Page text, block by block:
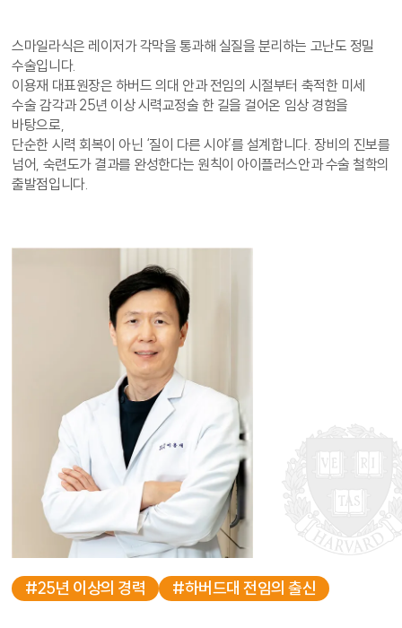
스마일라식은 레이저가 각막을 통과해 실질을 분리하는 고난도 정밀
수술입니다.
이용재 대표원장은 하버드 의대 안과 전임의 시절부터 축적한 미세
수술 감각과 25년 이상 시력교정술 한 길을 걸어온 임상 경험을
바탕으로,
단순한 시력 회복이 아닌 ‘질이 다른 시야’를 설계합니다. 장비의 진보를
넘어, 숙련도가 결과를 완성한다는 원칙이 아이플러스안과 수술 철학의
출발점입니다.
#25년 이상의 경력 #하버드대 전임의 출신